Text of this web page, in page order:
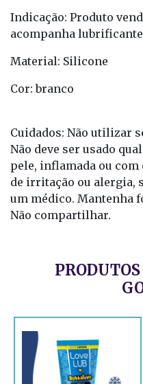
Indicação: Produto
acompanha
Material: Silicone
Cor: branco
Cuidados: Não utilizar
Não deve ser usado
pele, inflamada ou
de irritação ou alergia,
um médico. Mantenha
Não compartilhar.